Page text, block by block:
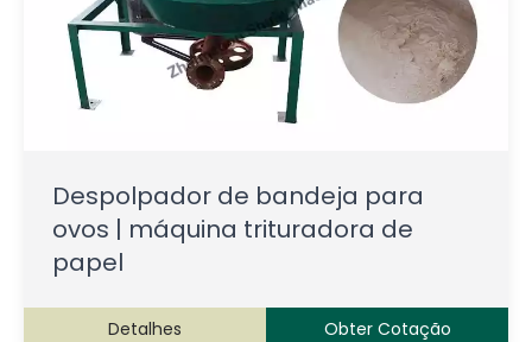
Despolpador de bandeja para
ovos | máquina trituradora de
papel
Detalhes Obter Cotação